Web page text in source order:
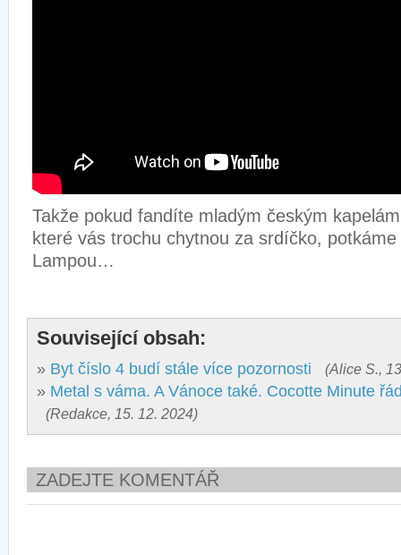
Takže pokud fandíte mladým českým
které vás trochu chytnou za srdíčko,
Lampou…
Související obsah:
» Byt číslo 4 budí stále více pozornosti (Alice S.,
» Metal s váma. A Vánoce také. Cocotte Minute
(Redakce, 15. 12. 2024)
ZADEJTE KOMENTÁŘ